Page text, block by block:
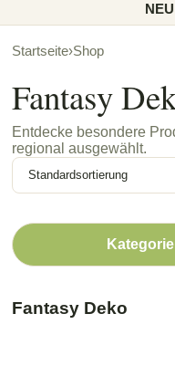
Startseite›Shop
Fantasy
Entdecke besondere
regional ausgewählt.
Fantasy Deko